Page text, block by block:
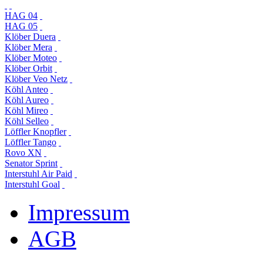
HAG 04
HAG 05
Klöber Duera
Klöber Mera
Klöber Moteo
Klöber Orbit
Klöber Veo Netz
Köhl Anteo
Köhl Aureo
Köhl Mireo
Köhl Selleo
Löffler Knopfler
Löffler Tango
Rovo XN
Senator Sprint
Interstuhl Air Paid
Interstuhl Goal
Impressum
AGB